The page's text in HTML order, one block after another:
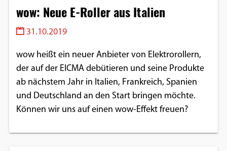
wow: Neue E-Roller aus Italien
31.10.2019
wow heißt ein neuer Anbieter von Elektrorollern,
der auf der EICMA debütieren und seine Produkte
ab nächstem Jahr in Italien, Frankreich, Spanien
und Deutschland an den Start bringen möchte.
Können wir uns auf einen wow-Effekt freuen?